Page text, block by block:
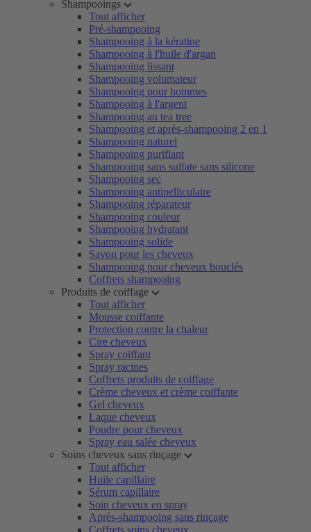
Shampooings
Tout afficher
Pré-shampooing
Shampooing à la kératine
Shampooing à l'huile d'argan
Shampooing lissant
Shampooing volumateur
Shampooing pour hommes
Shampooing à l'argent
Shampooing au tea tree
Shampooing et après-shampooing 2 en 1
Shampooing naturel
Shampooing purifiant
Shampooing sans sulfate sans silicone
Shampooing sec
Shampooing antipelliculaire
Shampooing réparateur
Shampooing couleur
Shampooing hydratant
Shampooing solide
Savon pour les cheveux
Shampooing pour cheveux bouclés
Coffrets shampooing
Produits de coiffage
Tout afficher
Mousse coiffante
Protection contre la chaleur
Cire cheveux
Spray coiffant
Spray racines
Coffrets produits de coiffage
Crème cheveux et crème coiffante
Gel cheveux
Laque cheveux
Poudre pour cheveux
Spray eau salée cheveux
Soins cheveux sans rinçage
Tout afficher
Huile capillaire
Sérum capillaire
Soin cheveux en spray
Après-shampooing sans rinçage
Coffrets soins cheveux